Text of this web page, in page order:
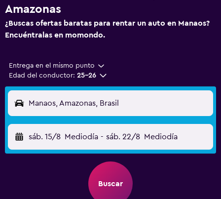
Amazonas
¿Buscas ofertas baratas para rentar un auto en Manaos?
Encuéntralas en momondo.
Entrega en el mismo punto
Edad del conductor: 25-26
Manaos, Amazonas, Brasil
sáb. 15/8 Mediodía - sáb. 22/8 Mediodía
Buscar